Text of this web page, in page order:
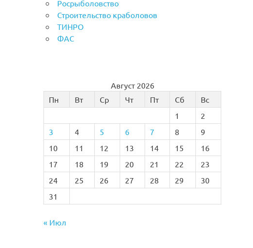
Росрыболовство
Строительство краболовов
ТИНРО
ФАС
Август 2026
Пн
Вт Ср Чт Пт Сб
Вс
1
2
3
4 5 6 7 8
9
10
11 12 13 14 15
16
17
18 19 20 21 22
23
24
25 26 27 28 29
30
31
« Июл